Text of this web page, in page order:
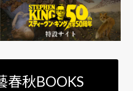
春秋BOOKS